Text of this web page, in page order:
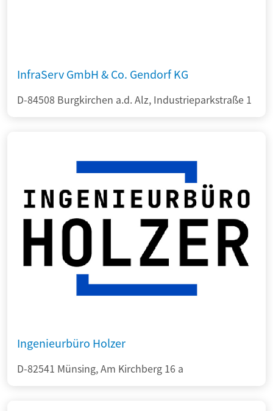
InfraServ GmbH & Co. Gendorf KG
D-84508 Burgkirchen a.d. Alz, Industrieparkstraße 1
Ingenieurbüro Holzer
D-82541 Münsing, Am Kirchberg 16 a